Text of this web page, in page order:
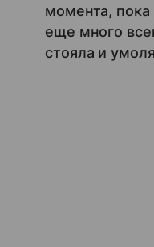
момента, пока
еще много
стояла и